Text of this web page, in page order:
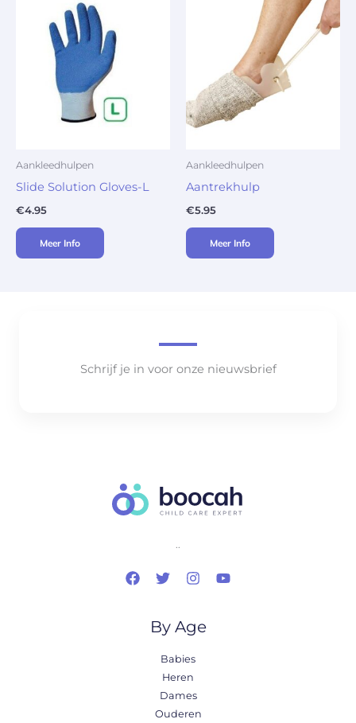
Aankleedhulpen
Slide Solution Gloves-L
€4.95
Meer Info
Aankleedhulpen
Aantrekhulp
€5.95
Meer Info
Schrijf je in voor onze nieuwsbrief
..
By Age
Babies
Heren
Dames
Ouderen